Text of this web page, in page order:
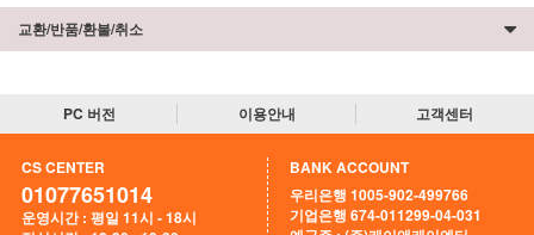
교환/반품/환불/취소
PC 버전 이용안내 고객센터
CS CENTER
01077651014
운영시간 : 평일 11시 - 18시
BANK ACCOUNT
우리은행 1005-902-499766
기업은행 674-011299-04-031